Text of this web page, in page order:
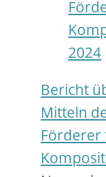
Bericht
Mitteln
Förderer